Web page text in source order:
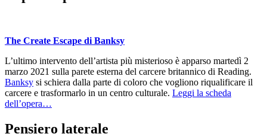
The Create Escape di Banksy
L’ultimo intervento dell’artista più misterioso è apparso martedì 2
marzo 2021 sulla parete esterna del carcere britannico di Reading.
Banksy si schiera dalla parte di coloro che vogliono riqualificare il
carcere e trasformarlo in un centro culturale. Leggi la scheda
dell’opera…
Pensiero laterale